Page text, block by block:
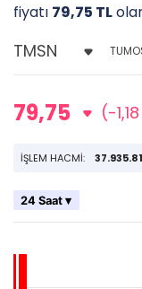
fiyatı 79,75 TL
79,75 (-
İŞLEM HACMİ:
24 Saat ▾